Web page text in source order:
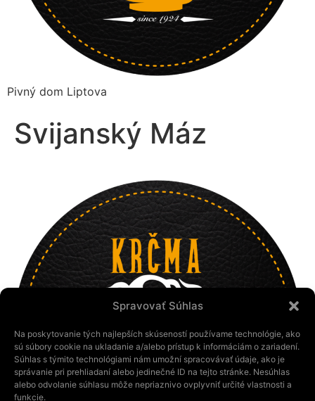
Spravovať Súhlas
Na poskytovanie tých najlepších skúseností používame technológie, ako
sú súbory cookie na ukladanie a/alebo prístup k informáciám o zariadení.
Súhlas s týmito technológiami nám umožní spracovávať údaje, ako je
správanie pri prehliadaní alebo jedinečné ID na tejto stránke. Nesúhlas
alebo odvolanie súhlasu môže nepriaznivo ovplyvniť určité vlastnosti a
funkcie.
Pivný dom Liptova
Svijanský Máz